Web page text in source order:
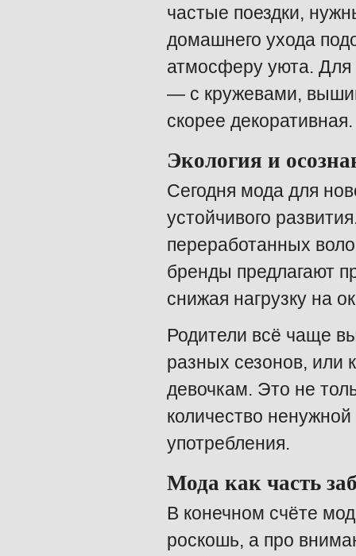
частые поездки,
домашнего ухода
атмосферу уюта. Для
— с кружевами,
скорее декоративная.
Экология и
Сегодня мода для
устойчивого
переработанных
бренды предлагают
снижая нагрузку на
Родители всё чаще
разных сезонов, или
девочкам. Это не
количество
употребления.
Мода как часть
В конечном счёте
роскошь, а про